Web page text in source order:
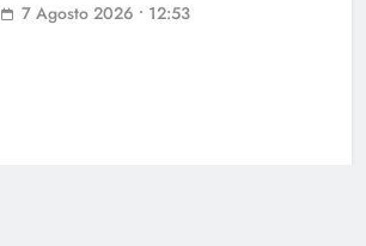
7 Agosto 2026 • 12:53